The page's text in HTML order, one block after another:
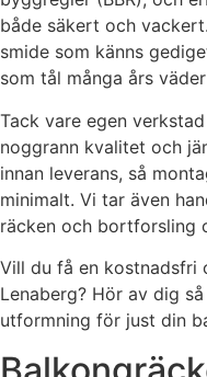
både säkert och
smide som känns
som tål många års
Tack vare egen
noggrann kvalitet och
innan leverans, så
minimalt. Vi tar även
räcken och bortforsling
Vill du få en
Lenaberg? Hör av dig
utformning för just din